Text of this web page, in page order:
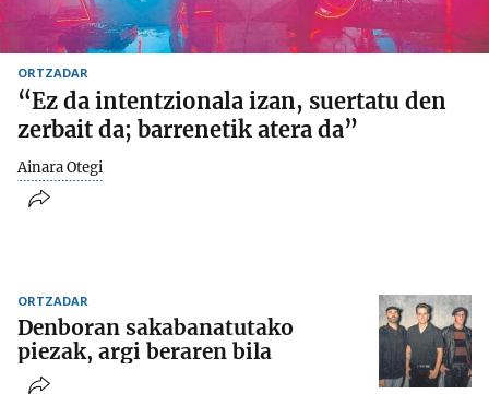
ORTZADAR
“Ez da intentzionala izan, suertatu den
zerbait da; barrenetik atera da”
Ainara Otegi
ORTZADAR
Denboran sakabanatutako
piezak, argi beraren bila